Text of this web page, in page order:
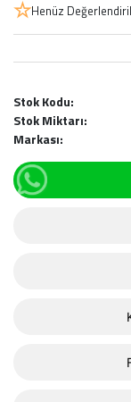
Henüz
Stok Kodu:
Stok Miktarı:
Markası: